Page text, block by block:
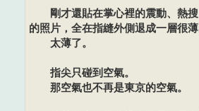
剛才還貼在掌心裡的震動、熱搜
的照片，全在指縫外側退成一層很薄
太薄了。
指尖只碰到空氣。
那空氣也不再是東京的空氣。